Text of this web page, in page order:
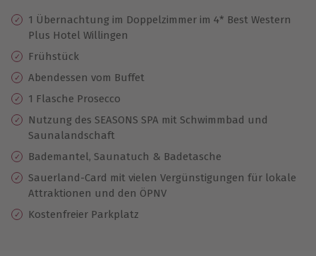
1 Übernachtung im Doppelzimmer im 4* Best Western
Plus Hotel Willingen
Frühstück
Abendessen vom Buffet
1 Flasche Prosecco
Nutzung des SEASONS SPA mit Schwimmbad und
Saunalandschaft
Bademantel, Saunatuch & Badetasche
Sauerland-Card mit vielen Vergünstigungen für lokale
Attraktionen und den ÖPNV
Kostenfreier Parkplatz